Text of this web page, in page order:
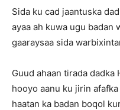
Sida ku cad jaantuska
ayaa ah kuwa ugu badan
gaaraysaa sida
Guud ahaan tirada
hooyo aanu ku jirin
haatan ka badan boqol